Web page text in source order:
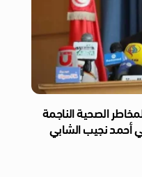
الصحية الناجمة
أحمد نجيب الشابي